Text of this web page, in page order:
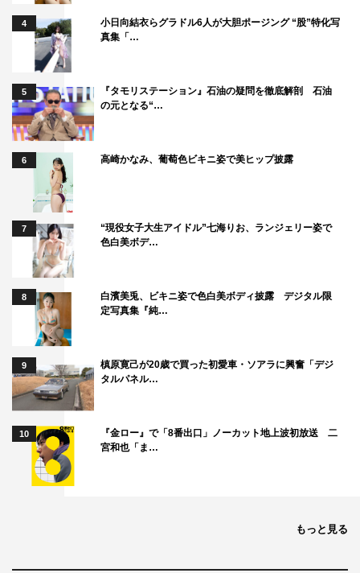
4
小日向結衣らグラドル6人が大胆ポージング “股”特化写
真集「…
5
『タモリステーション』石油の疑問を徹底解剖 石油
の元となる“…
6 高崎かなみ、葡萄色ビキニ姿で美ヒップ披露
7
“現役女子大生アイドル”七海りお、ランジェリー姿で
色白美ボデ…
8
白濱美兎、ビキニ姿で色白美ボディ披露 デジタル限
定写真集『純…
9
槙原寛己が20歳で買った初愛車・ソアラに興奮「デジ
タルパネル…
10
『金ロー』で「8番出口」ノーカット地上波初放送 二
宮和也「ま…
もっと見る